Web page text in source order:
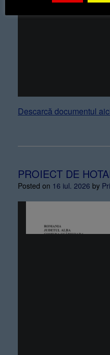
Descarcă documentul
PROIECT DE
Posted on 16 iul. 2026 by